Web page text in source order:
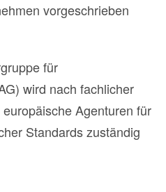
vorgeschrieben
für
wird nach fachlicher
Agenturen für
Standards zuständig